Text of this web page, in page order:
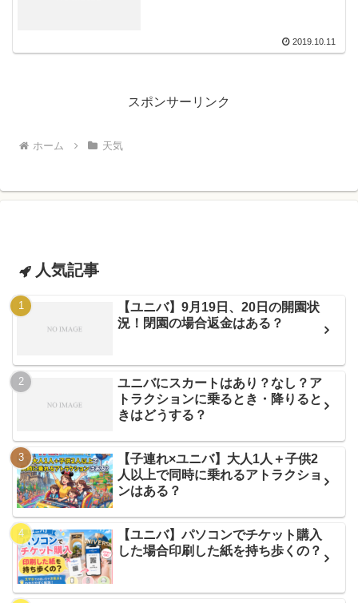
2019.10.11
スポンサーリンク
ホーム 天気
人気記事
【ユニバ】9月19日、20日の開園状
況！閉園の場合返金はある？
ユニバにスカートはあり？なし？ア
トラクションに乗るとき・降りると
きはどうする？
【子連れ×ユニバ】大人1人＋子供2
人以上で同時に乗れるアトラクショ
ンはある？
【ユニバ】パソコンでチケット購入
した場合印刷した紙を持ち歩くの？